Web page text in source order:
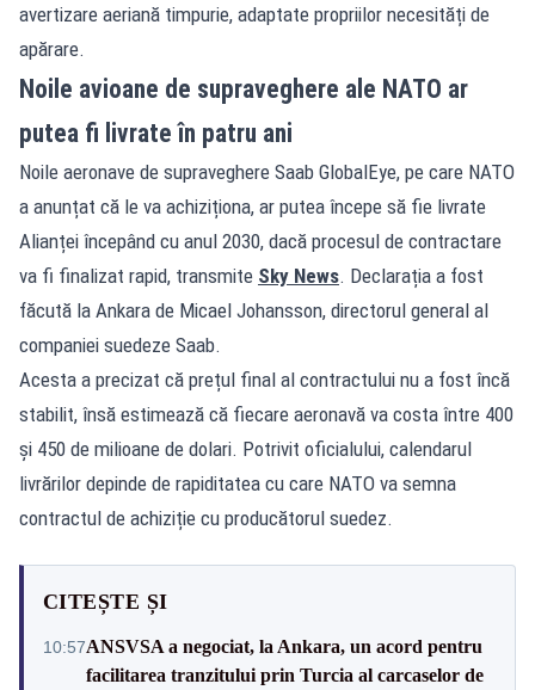
avertizare aeriană timpurie, adaptate propriilor necesități de
apărare.
Noile avioane de supraveghere ale NATO ar
putea fi livrate în patru ani
Noile aeronave de supraveghere Saab GlobalEye, pe care NATO
a anunțat că le va achiziționa, ar putea începe să fie livrate
Alianței începând cu anul 2030, dacă procesul de contractare
va fi finalizat rapid, transmite Sky News. Declarația a fost
făcută la Ankara de Micael Johansson, directorul general al
companiei suedeze Saab.
Acesta a precizat că prețul final al contractului nu a fost încă
stabilit, însă estimează că fiecare aeronavă va costa între 400
și 450 de milioane de dolari. Potrivit oficialului, calendarul
livrărilor depinde de rapiditatea cu care NATO va semna
contractul de achiziție cu producătorul suedez.
CITEȘTE ȘI
10:57ANSVSA a negociat, la Ankara, un acord pentru
facilitarea tranzitului prin Turcia al carcaselor de